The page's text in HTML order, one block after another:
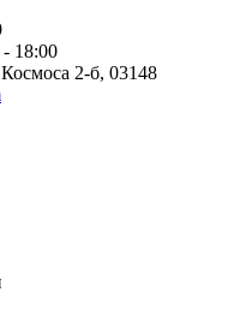
18:00
2-б, 03148